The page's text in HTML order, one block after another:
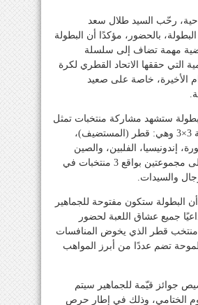
رحّب السيد طلال سعد
بالحضور، مؤكدًا أن البطولة
مهمة تضاف إلى سلسلة
التي حققها الاتحاد القطري لكرة
الأخيرة، خاصة على صعيد
ستشهد مشاركة منتخبات تمثل
النخبة في رياضة 3×3 وهي: قطر (المستضيف)،
إندونيسيا، الفلبين، والصين
تايبيه، موزعة على مجموعتين بواقع 3 منتخبات في
والسيدات.
البطولة ستكون مفتوحة للجماهير
جميع عشاق اللعبة لحضور
منتخب قطر الذي يخوض المنافسات
تضم عددًا من أبرز المواهب
جوائز قيّمة للجماهير سيتم
الختامي، وذلك في إطار حرص